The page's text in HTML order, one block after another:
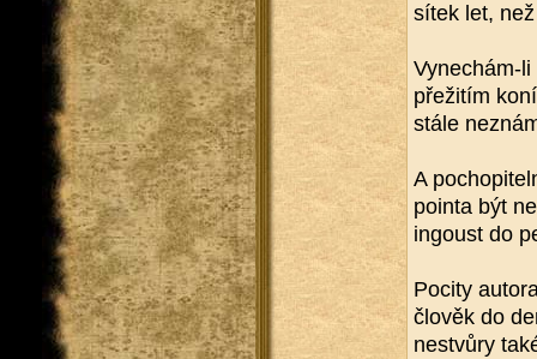
sí­tek let,
Vy­ne­chám-
pře­ži­tím
stále
A
poin­ta být
in­goust do
Po­ci­ty
člo­věk do
ne­stvů­ry